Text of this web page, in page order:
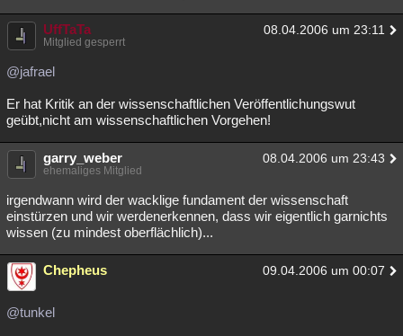
UffTaTa 08.04.2006 um 23:11
Mitglied gesperrt
@jafrael
Er hat Kritik an der wissenschaftlichen Veröffentlichungswut
geübt,nicht am wissenschaftlichen Vorgehen!
garry_weber 08.04.2006 um 23:43
ehemaliges Mitglied
irgendwann wird der wacklige fundament der wissenschaft
einstürzen und wir werdenerkennen, dass wir eigentlich garnichts
wissen (zu mindest oberflächlich)...
Chepheus 09.04.2006 um 00:07
@tunkel